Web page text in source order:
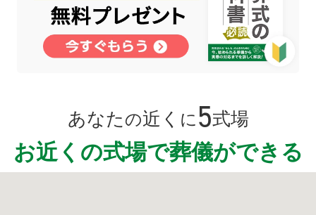
あなたの近く に 5式場
お近くの式場で葬儀ができる